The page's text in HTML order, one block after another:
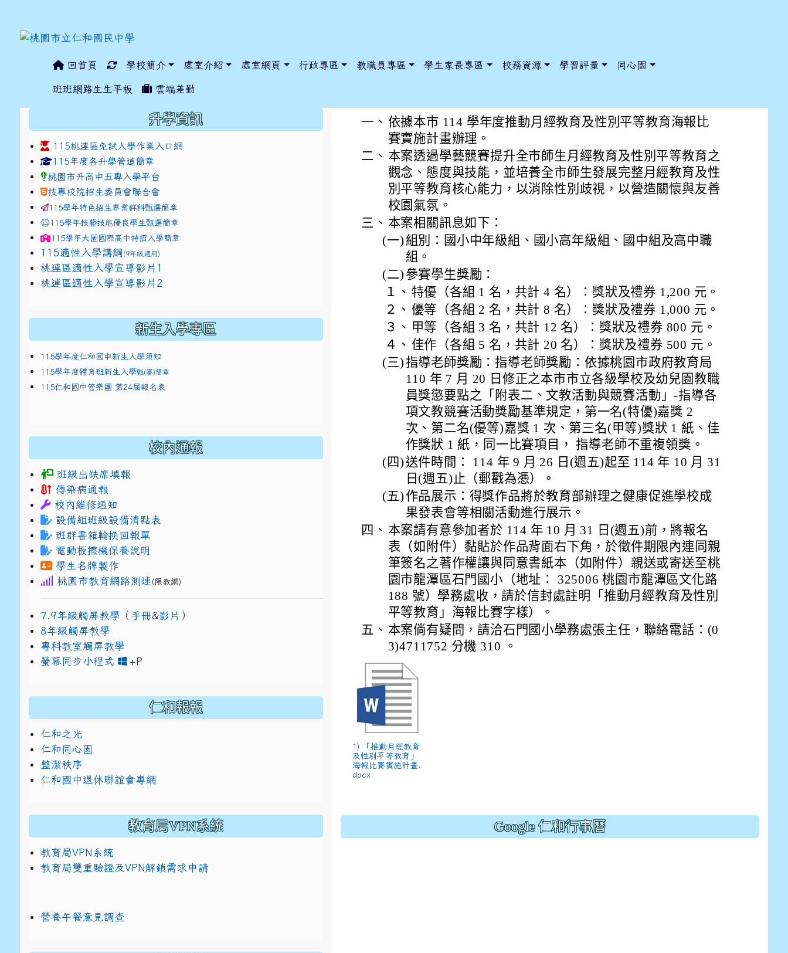
回首頁 學校簡介 處室介紹 處室網頁 行政專區 教職員專區 學生家長專區 校務資源 學習評量 同心園
班班網路生生平板 雲端差勤
本市石門國小辦理本市「114學年度推動月經教育及
一、 依據本市 114 學年度推動月經教育及性別平等教育海報比
賽實施計畫辦理。
二、 本案透過學藝競賽提升全市師生月經教育及性別平等教育之
觀念、態度與技能，並培養全市師生發展完整月經教育及性
別平等教育核心能力，以消除性別歧視，以營造關懷與友善
校園氣氛。
三、 本案相關訊息如下：
(一) 組別：國小中年級組、國小高年級組、國中組及高中職
組。
(二) 參賽學生獎勵：
１、 特優（各組 1 名，共計 4 名）：獎狀及禮券 1,200 元。
２、 優等（各組 2 名，共計 8 名）：獎狀及禮券 1,000 元。
３、 甲等（各組 3 名，共計 12 名）：獎狀及禮券 800 元。
４、 佳作（各組 5 名，共計 20 名）：獎狀及禮券 500 元。
(三)指導老師獎勵：指導老師獎勵：依據桃園市政府教育局
110 年 7 月 20 日修正之本市市立各級學校及幼兒園教職
員獎懲要點之「附表二、文教活動與競賽活動」-指導各
項文教競賽活動獎勵基準規定，第一名(特優)嘉獎 2
次、第二名(優等)嘉獎 1 次、第三名(甲等)獎狀 1 紙、佳
作獎狀 1 紙，同一比賽項目， 指導老師不重複領獎。
(四) 送件時間： 114 年 9 月 26 日(週五)起至 114 年 10 月 31
日(週五)止（郵戳為慿）。
(五) 作品展示：得獎作品將於教育部辦理之健康促進學校成
果發表會等相關活動進行展示。
四、 本案請有意參加者於 114 年 10 月 31 日(週五)前，將報名
表（如附件）黏貼於作品背面右下角，於徵件期限內連同親
筆簽名之著作權讓與同意書紙本（如附件）親送或寄送至桃
園市龍潭區石門國小（地址： 325006 桃園市龍潭區文化路
188 號）學務處收，請於信封處註明「推動月經教育及性別
平等教育」海報比賽字樣）。
五、 本案倘有疑問，請洽石門國小學務處張主任，聯絡電話：(0
3)4711752 分機 310 。
1) 「推動月經教育
及性別平等教育」
海報比賽實施計畫.
docx
Google 仁和行事曆
升學資訊
115桃連區免試入學作業入口網
link to https://www.jhjhs.tyc.edu.tw/modules/tadnews/index.php?nsn=5425
115年度各升學管道簡章link to http://tyc.entry.edu.tw/NoExamImitate_TL/NoExamImitateHome/Page/Public/ChooseSys?s=05 style=font-size: 1rem; background-
link to http://tyc.entry.edu.tw/NoExamImitate_TL/NoExamImitateHome/Page/Public/ChooseSys?s=05 style=font-size: 1rem; background-
桃園市升高中五專入學平台
技專校院招生委員會聯合會
115學年特色招生專業群科甄選簡章
115學年技藝技能優良學生甄選簡章
115學年大園國際高中特招入學簡章
115適性入學講綱 (9年級適用)
link to https://docs.google.com/presentation/d/1x3bih9gNpRNolaz0znBOn--g7OisECve/
桃連區適性入學宣導影片1
link to https://docs.google.com/presentation/d/1x3bih9gNpRNolaz0znBOn--g7OisECve/
桃連區適性入學宣導影片2 link to https://docs.go114適性入學講綱
新生入學專區
115學年度仁和國中新生入學須知
115學年度體育班新生入學甄(審)簡章
115仁和國中管樂團 第24屆報名表
校內通報
班級出缺席填報
傳染病通報
校內維修通知
設備組班級設備清點表
班群書箱輪換回報單
電動板擦機保養說明
學生名牌製作
桃園市教育網路測速 (限教網)
7.9年級觸屏教學 （ 手冊&影片 ）
8年級觸屏教學
專科教室觸屏教學
螢幕同步小程式
+Plink to https://www.jhjhs.tyc.edu.tw/uploads/tad_blocks/file/
link to https://drive.google.com/file/d/1DRAbt49kEePJ5_zYCA1AuLinl3dysZ_8/view?usp=sharing
仁和報報
仁和之光
仁和同心園
整潔秩序
仁和國中退休聯誼會專網
教育局VPN系統
教育局VPN系統
教育局雙重驗證及VPN解鎖需求申請
營養午餐意見調查